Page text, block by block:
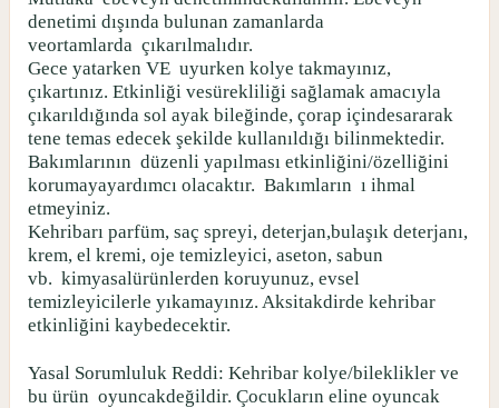
denetimi dışında bulunan zamanlarda
veortamlarda çıkarılmalıdır.
Gece yatarken VE uyurken kolye takmayınız,
çıkartınız. Etkinliği vesürekliliği sağlamak amacıyla
çıkarıldığında sol ayak bileğinde, çorap içindesararak
tene temas edecek şekilde kullanıldığı bilinmektedir.
Bakımlarının düzenli yapılması etkinliğini/özelliğini
korumayayardımcı olacaktır. Bakımların ı ihmal
etmeyiniz.
Kehribarı parfüm, saç spreyi, deterjan,bulaşık deterjanı,
krem, el kremi, oje temizleyici, aseton, sabun
vb. kimyasalürünlerden koruyunuz, evsel
temizleyicilerle yıkamayınız. Aksitakdirde kehribar
etkinliğini kaybedecektir.
Yasal Sorumluluk Reddi: Kehribar kolye/bileklikler ve
bu ürün oyuncakdeğildir. Çocukların eline oyuncak